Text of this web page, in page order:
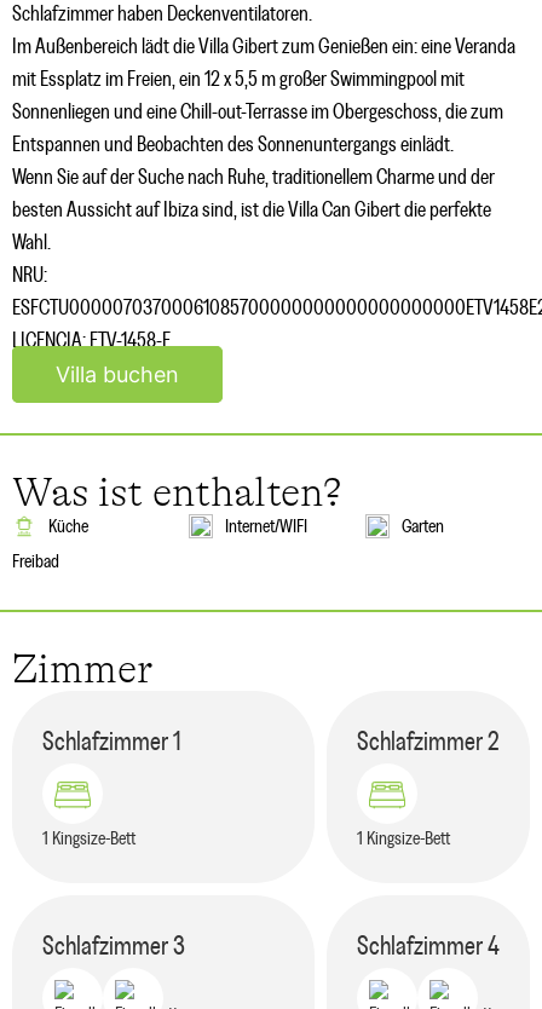
Schlafzimmer haben Deckenventilatoren.
Im Außenbereich lädt die Villa Gibert zum Genießen ein: eine Veranda
mit Essplatz im Freien, ein 12 x 5,5 m großer Swimmingpool mit
Sonnenliegen und eine Chill-out-Terrasse im Obergeschoss, die zum
Entspannen und Beobachten des Sonnenuntergangs einlädt.
Wenn Sie auf der Suche nach Ruhe, traditionellem Charme und der
besten Aussicht auf Ibiza sind, ist die Villa Can Gibert die perfekte
Wahl.
NRU:
LICENCIA: ETV-1458-E
Villa buchen
Was ist enthalten?
Küche Internet/WIFI
Garten
Freibad
Zimmer
Schlafzimmer1
1 Kingsize-Bett
Schlafzimmer2
1 Kingsize-Bett
Schlafzimmer3 Schlafzimmer4